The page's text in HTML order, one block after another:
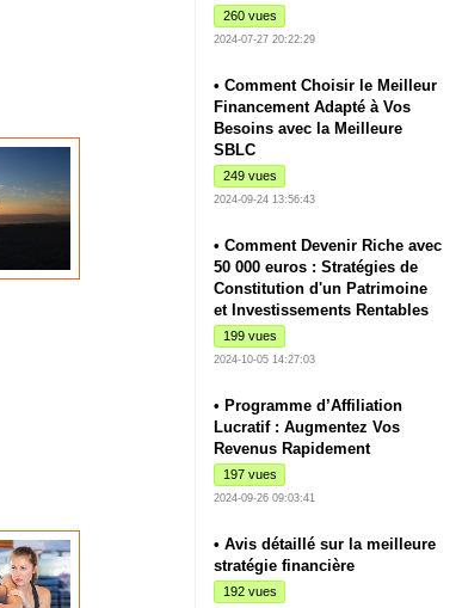
260 vues
2024-07-27 20:22:29
• Comment Choisir le Meilleur
Financement Adapté à Vos
Besoins avec la Meilleure
SBLC
249 vues
2024-09-24 13:56:43
• Comment Devenir Riche avec
50 000 euros : Stratégies de
Constitution d'un Patrimoine
et Investissements Rentables
199 vues
2024-10-05 14:27:03
• Programme d’Affiliation
Lucratif : Augmentez Vos
Revenus Rapidement
197 vues
2024-09-26 09:03:41
• Avis détaillé sur la meilleure
stratégie financière
192 vues